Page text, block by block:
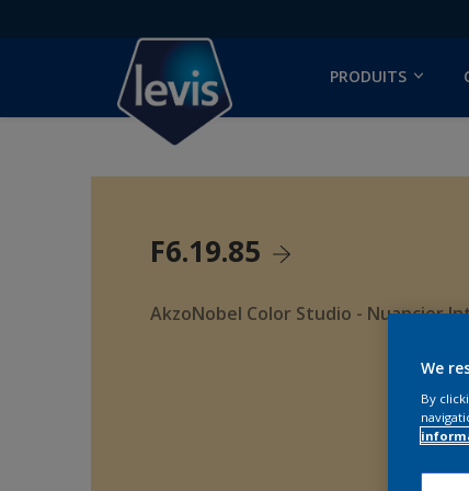
PRODUITS
F6.19.85
AkzoNobel Color Studio - Nuancier
We
By